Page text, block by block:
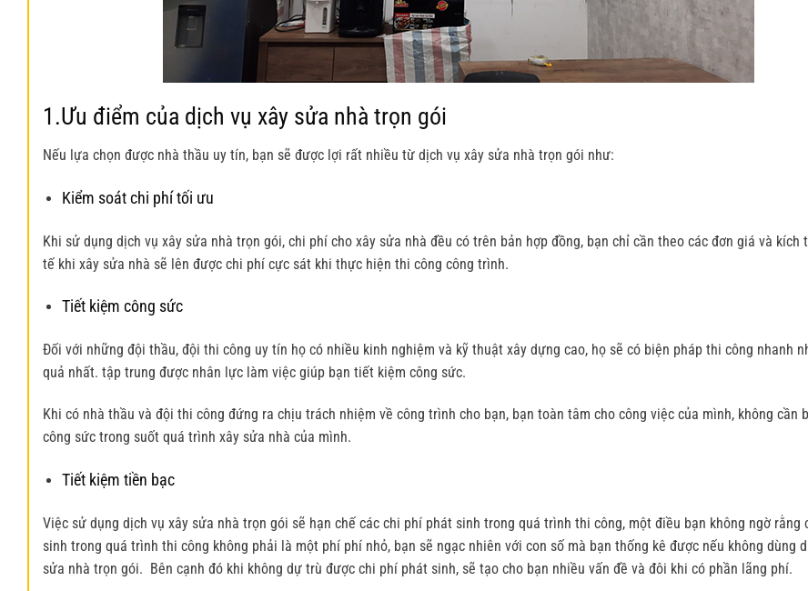
1.Ưu điểm của dịch vụ xây sửa nhà trọn gói
Nếu lựa chọn được nhà thầu uy tín, bạn sẽ được lợi rất nhiều từ dịch vụ xây sửa nhà trọn gói như:
Kiểm soát chi phí tối ưu
Khi sử dụng dịch vụ xây sửa nhà trọn gói, chi phí cho xây sửa nhà đều có trên bản hợp đồng, bạn chỉ cần theo các đơn giá và kích
tế khi xây sửa nhà sẽ lên được chi phí cực sát khi thực hiện thi công công trình.
Tiết kiệm công sức
Đối với những đội thầu, đội thi công uy tín họ có nhiều kinh nghiệm và kỹ thuật xây dựng cao, họ sẽ có biện pháp thi công nhanh
quả nhất. tập trung được nhân lực làm việc giúp bạn tiết kiệm công sức.
Khi có nhà thầu và đội thi công đứng ra chịu trách nhiệm về công trình cho bạn, bạn toàn tâm cho công việc của mình, không cần
công sức trong suốt quá trình xây sửa nhà của mình.
Tiết kiệm tiền bạc
Việc sử dụng dịch vụ xây sửa nhà trọn gói sẽ hạn chế các chi phí phát sinh trong quá trình thi công, một điều bạn không ngờ rằng
sinh trong quá trình thi công không phải là một phí phí nhỏ, bạn sẽ ngạc nhiên với con số mà bạn thống kê được nếu không dùng
sửa nhà trọn gói. Bên cạnh đó khi không dự trù được chi phí phát sinh, sẽ tạo cho bạn nhiều vấn đề và đôi khi có phần lãng phí.